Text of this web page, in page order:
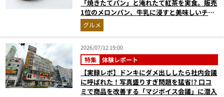
「焼きたてパン」と淹れたて紅茶を実食。販売
1位のメロンパン、牛乳に浸すと美味しいチョ
コクッキーほか
グルメ
2026/07/12 19:00
特集 体験レポート
【実録レポ】ドンキにダメ出ししたら社内会議
に呼ばれた！写真盛りすぎ問題を猛省!? 口コ
ミで商品を改善する「マジボイス会議」に潜入